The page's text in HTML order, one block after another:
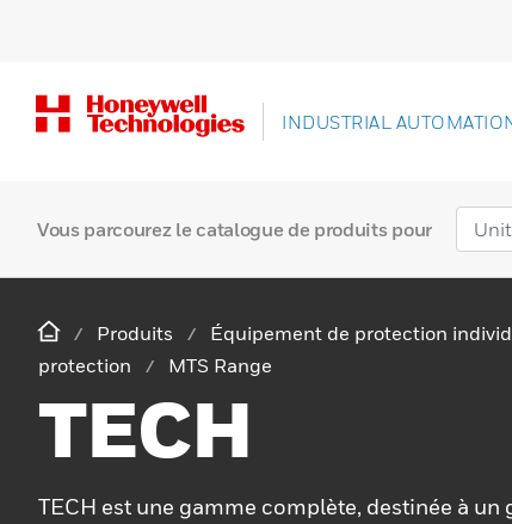
INDUSTRIAL
Vous parcourez le catalogue de produits pour
Produits Équipement de protection
protection
MTS Range
TECH
TECH est une gamme complète, destinée à un